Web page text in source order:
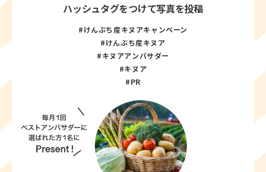
ハッシュタグをつけて写真を投稿
#けんぶち産キヌアキャンペーン
#けんぶち産キヌア
#キヌアアンバサダー
#キヌア
#PR